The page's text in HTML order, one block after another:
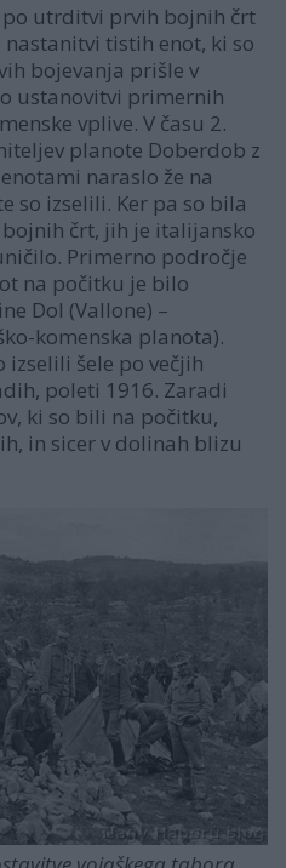
po utrditvi prvih bojnih črt
tistih enot, ki so
bojevanja prišle v
ustanovitvi primernih
vplive. V času 2.
planote Doberdob z
naraslo že na
so izselili. Ker pa so bila
črt, jih je italijansko
Primerno področje
na počitku je bilo
Dol (Vallone) –
komenska planota).
izselili šele po večjih
poleti 1916. Zaradi
ki so bili na počitku,
in sicer v dolinah blizu